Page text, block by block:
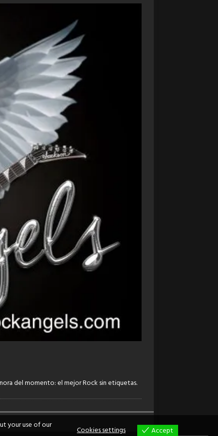
del momento: el mejor Rock sin etiquetas.
your use of our Cookies settings Accept